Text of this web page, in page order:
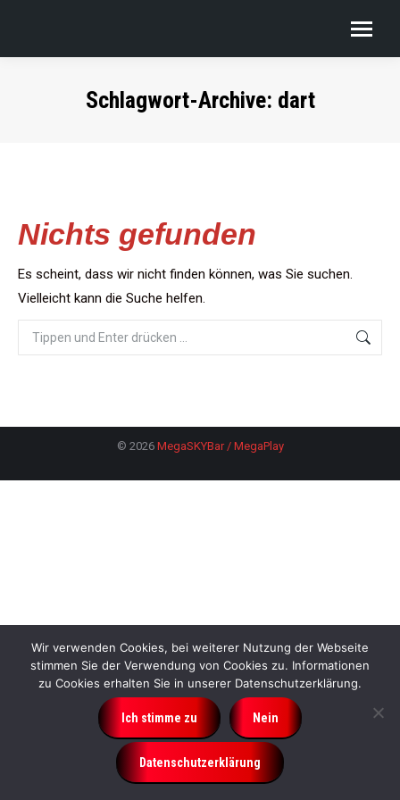
Schlagwort-Archive: dart
Nichts gefunden
Es scheint, dass wir nicht finden können, was Sie suchen.
Vielleicht kann die Suche helfen.
Search:
© 2026 MegaSKYBar / MegaPlay
Wir verwenden Cookies, bei weiterer Nutzung der Webseite
stimmen Sie der Verwendung von Cookies zu. Informationen
zu Cookies erhalten Sie in unserer Datenschutzerklärung.
Ich stimme zu Nein
Datenschutzerklärung